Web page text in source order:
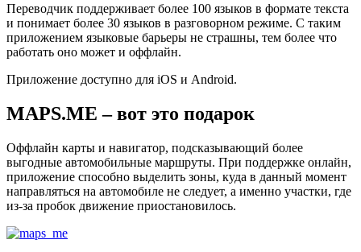
Переводчик поддерживает более 100 языков в формате текста
и понимает более 30 языков в разговорном режиме. С таким
приложением языковые барьеры не страшны, тем более что
работать оно может и оффлайн.
Приложение доступно для iOS и Android.
MAPS.ME – вот это подарок
Оффлайн карты и навигатор, подсказывающий более
выгодные автомобильные маршруты. При поддержке онлайн,
приложение способно выделить зоны, куда в данный момент
направляться на автомобиле не следует, а именно участки, где
из-за пробок движение приостановилось.